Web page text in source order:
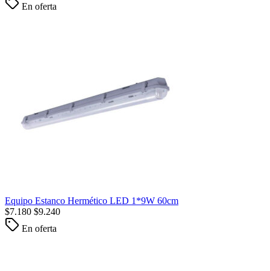
En oferta
Equipo Estanco Hermético LED 1*9W 60cm
$7.180 $9.240
En oferta